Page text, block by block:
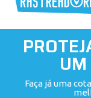
Faça já uma